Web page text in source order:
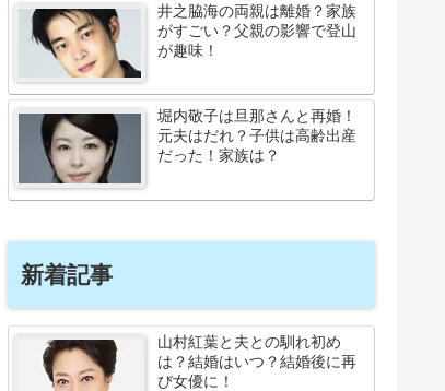
井之脇海の両親は離婚？家族
がすごい？父親の影響で登山
が趣味！
堀内敬子は旦那さんと再婚！
元夫はだれ？子供は高齢出産
だった！家族は？
新着記事
山村紅葉と夫との馴れ初め
は？結婚はいつ？結婚後に再
び女優に！